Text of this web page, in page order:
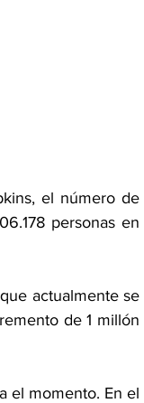
el número de
personas en
actualmente se
de 1 millón
el momento. En el